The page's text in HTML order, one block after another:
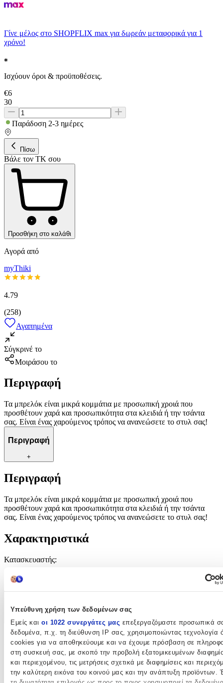
Υπεύθυνη χρήση των δεδομένων σας
Εμείς και οι 1022 συνεργάτες μας επεξεργαζόμαστε προσωπικά
δεδομένα, π.χ. τη διεύθυνση IP σας, χρησιμοποιώντας τεχνολογία
cookies για να αποθηκεύουμε και να έχουμε πρόσβαση σε
στη συσκευή σας, με σκοπό την προβολή εξατομικευμένων
και περιεχομένου, τις μετρήσεις σχετικά με διαφημίσεις και
την καλύτερη εικόνα του κοινού μας και την ανάπτυξη προϊόντων.
Γίνε μέλος στο SHOPFLIX max για δωρεάν μεταφορικά για 1
χρόνο!
Ισχύουν όροι & προϋποθέσεις.
€6
30
Παράδοση 2-3 ημέρες
Πίσω
Βάλε τον ΤΚ σου
Προσθήκη στο καλάθι
Αγορά από
myThiki
4.79
(258)
Αγαπημένα
Σύγκρινέ το
Μοιράσου το
Περιγραφή
Τα μπρελόκ είναι μικρά κομμάτια με προσωπική χροιά που
προσθέτουν χαρά και προσωπικότητα στα κλειδιά ή την τσάντα
σας. Είναι ένας χαρούμενος τρόπος να ανανεώσετε το στυλ σας!
Περιγραφή
+
Περιγραφή
Τα μπρελόκ είναι μικρά κομμάτια με προσωπική χροιά που
προσθέτουν χαρά και προσωπικότητα στα κλειδιά ή την τσάντα
σας. Είναι ένας χαρούμενος τρόπος να ανανεώσετε το στυλ σας!
Χαρακτηριστικά
Κατασκευαστής:
Χαρακτηριστικά
Κατασκευαστής:
OEM